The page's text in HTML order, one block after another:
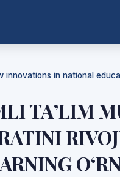
innovations in national
TA’LIM